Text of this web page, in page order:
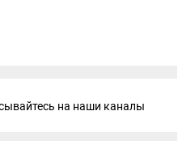
на наши каналы